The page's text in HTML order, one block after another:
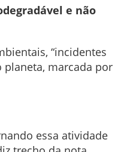
e não
“incidentes
marcada por
essa atividade